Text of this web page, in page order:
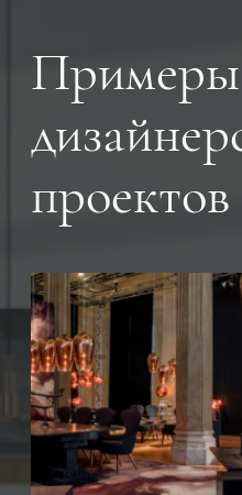
Примеры
проектов